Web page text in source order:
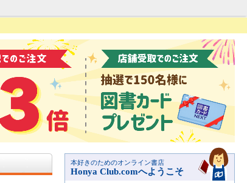
本好きのためのオンライン書店
Honya Club.comへようこそ